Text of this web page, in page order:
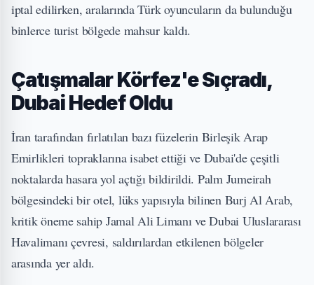
iptal edilirken, aralarında Türk oyuncuların da bulunduğu
binlerce turist bölgede mahsur kaldı.
Çatışmalar Körfez'e Sıçradı,
Dubai Hedef Oldu
İran tarafından fırlatılan bazı füzelerin Birleşik Arap
Emirlikleri topraklarına isabet ettiği ve Dubai'de çeşitli
noktalarda hasara yol açtığı bildirildi. Palm Jumeirah
bölgesindeki bir otel, lüks yapısıyla bilinen Burj Al Arab,
kritik öneme sahip Jamal Ali Limanı ve Dubai Uluslararası
Havalimanı çevresi, saldırılardan etkilenen bölgeler
arasında yer aldı.